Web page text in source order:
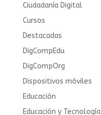
Ciudadanía Digital
Cursos
Destacadas
DigCompEdu
DigCompOrg
Dispositivos móviles
Educación
Educación y Tecnología